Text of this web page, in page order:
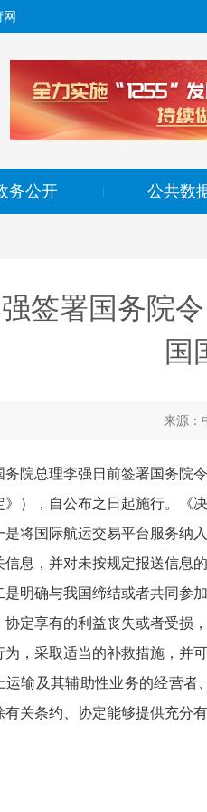
网
务公开 公共数
签署国务院
国
来源：
务院总理李强日前签署国务院
》），自公布之日起施行。《
是将国际航运交易平台服务纳
信息，并对未按规定报送信息
是明确与我国缔结或者共同参
协定享有的利益丧失或者受损
为，采取适当的补救措施，并
运输及其辅助性业务的经营
有关条约、协定能够提供充分